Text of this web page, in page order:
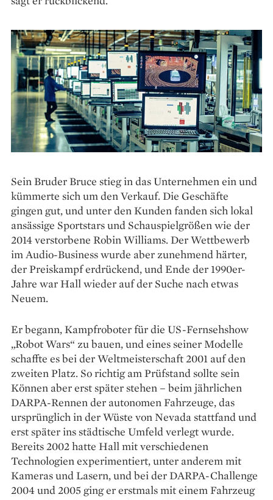
Sein Bruder Bruce stieg in das ­Unternehmen ein und
kümmerte sich um den Verkauf. Die Geschäfte
gingen gut, und unter den Kunden fanden sich lokal
ansässige Sportstars und Schauspielgrößen wie der
2014 verstorbene Robin Williams. Der Wettbewerb
im Audio-Business wurde aber zunehmend härter,
der Preiskampf erdrückend, und Ende der 1990er-
Jahre war Hall wieder auf der Suche nach etwas
Neuem.
Er begann, Kampfroboter für die US-Fernsehshow
„Robot Wars“ zu bauen, und eines seiner Modelle
schaffte es bei der Weltmeisterschaft 2001 auf den
zweiten Platz. So richtig am Prüfstand sollte sein
Können aber erst später stehen – beim jährlichen
DARPA-Rennen der autonomen Fahrzeuge, das
ursprünglich in der Wüste von Nevada stattfand und
erst später ins städtische Umfeld verlegt wurde.
Bereits 2002 hatte Hall mit verschiedenen
Technologien experimentiert, unter anderem mit
Kameras und Lasern, und bei der DARPA-Challenge
2004 und 2005 ging er erstmals mit einem Fahrzeug